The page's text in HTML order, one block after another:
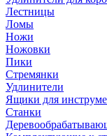
Лестницы
Ломы
Ножи
Ножовки
Пики
Стремянки
Удлинители
Ящики для
Станки